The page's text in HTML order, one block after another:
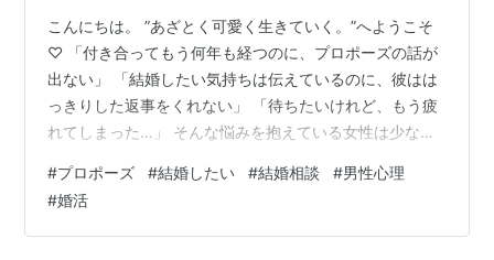
こんにちは。 ”あざとく可愛く生きていく。”へようこそ
♡ 「付き合ってもう何年も経つのに、プロポーズの話が
出ない」 「結婚したい気持ちは伝えているのに、彼はは
っきりした返事をくれない」 「待ちたいけれど、もう疲
れてしまった…」 そんな悩みを抱えている女性は少なく
たい。 でも、いつまでも答えの見えない状態が続くと、
不安や焦りで心がすり減ってしまいますよね。 特に20代
後半から30代になると、周囲の結婚や出産の報告も増
#プロポーズ #結婚したい #結婚相談 #男性心理
#婚活